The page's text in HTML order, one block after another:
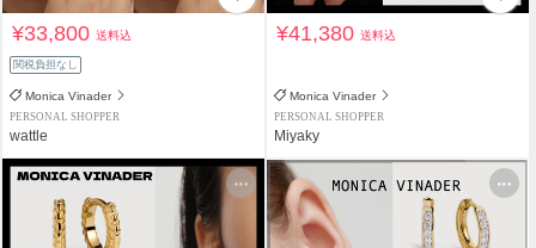
¥33,800送料込
関税負担なし
Monica Vinader
PERSONAL SHOPPER
wattle
¥41,380送料込
Monica Vinader
PERSONAL SHOPPER
Miyaky